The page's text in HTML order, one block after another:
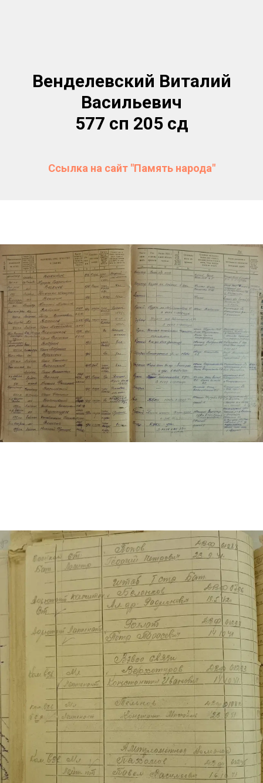
Венделевский Виталий
Васильевич
577 сп 205 сд
Ссылка на сайт "Память народа"